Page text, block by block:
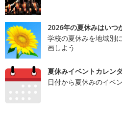
2026年の夏休みはいつ
学校の夏休みを地域別
画しよう
夏休みイベントカレン
日付から夏休みのイベ